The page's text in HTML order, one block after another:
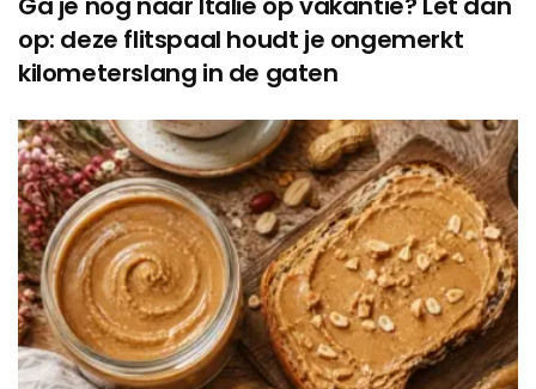
op: deze flitspaal houdt je ongemerkt
kilometerslang in de gaten